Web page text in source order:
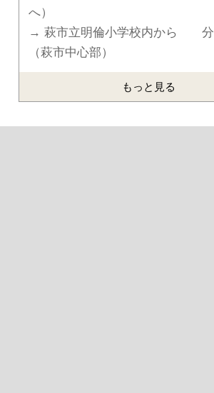
へ）
→ 萩市立明倫小学校内から 分
（萩市中心部）
もっと見る